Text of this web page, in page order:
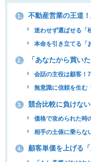
1. 不動産営業の王道
迷わせず選ばせる「
本命を引き立てる「
2. 「あなたから買い
会話の主役は顧客！
無意識に信頼を生む
3. 競合比較に負けな
価格で攻められた時
相手の土俵に乗らな
4. 顧客単価を上げる